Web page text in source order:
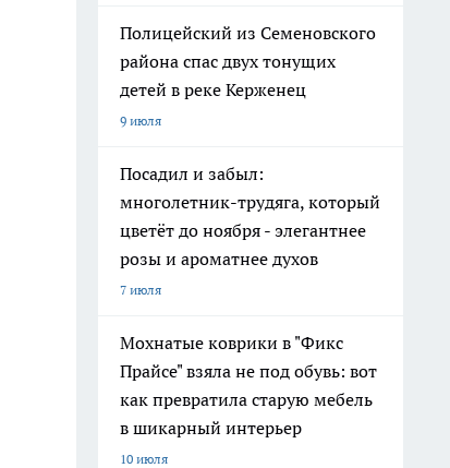
Полицейский из Семеновского
района спас двух тонущих
детей в реке Керженец
9 июля
Посадил и забыл:
многолетник-трудяга, который
цветёт до ноября - элегантнее
розы и ароматнее духов
7 июля
Мохнатые коврики в "Фикс
Прайсе" взяла не под обувь: вот
как превратила старую мебель
в шикарный интерьер
10 июля